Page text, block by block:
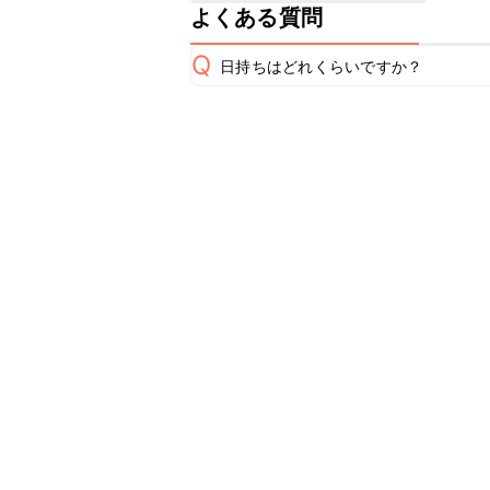
よくある質問
Q 日持ちはどれくらいですか？